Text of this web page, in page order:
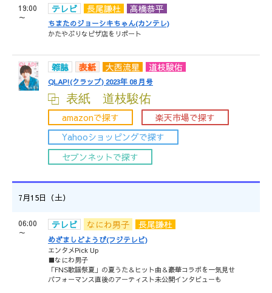
19:00
～
テレビ 長尾謙杜 高橋恭平
ちまたのジョーシキちゃん(カンテレ)
かたやぶりなピザ店をリポート
雑誌 表紙 大西流星 道枝駿佑
QLAP!(クラップ) 2023年 08 月号
表紙 道枝駿佑
amazonで探す
楽天市場で探す
Yahooショッピングで探す
セブンネットで探す
7月15日（土）
06:00
～
テレビ なにわ男子 長尾謙杜
めざましどようび(フジテレビ)
エンタメPick Up
■なにわ男子
「FNS歌謡祭夏」の夏うた＆ヒット曲＆豪華コラボを一気見せ
パフォーマンス直後のアーティスト未公開インタビューも